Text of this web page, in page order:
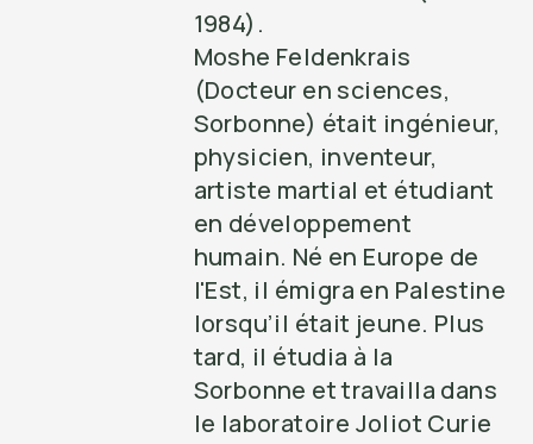
1984).
Moshe Feldenkrais
(Docteur en sciences,
Sorbonne) était ingénieur,
physicien, inventeur,
artiste martial et étudiant
en développement
humain. Né en Europe de
l'Est, il émigra en Palestine
lorsqu’il était jeune. Plus
tard, il étudia à la
Sorbonne et travailla dans
le laboratoire Joliot Curie